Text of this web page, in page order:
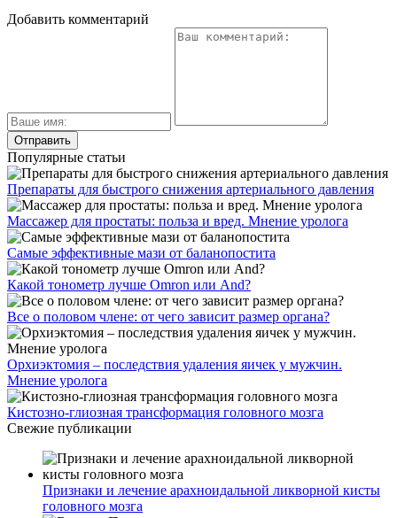
Добавить комментарий
Популярные статьи
Препараты для быстрого снижения артериального давления
Массажер для простаты: польза и вред. Мнение уролога
Самые эффективные мази от баланопостита
Какой тонометр лучше Omron или And?
Все о половом члене: от чего зависит размер органа?
Орхиэктомия – последствия удаления яичек у мужчин.
Мнение уролога
Кистозно-глиозная трансформация головного мозга
Свежие публикации
Признаки и лечение арахноидальной ликворной кисты
головного мозга